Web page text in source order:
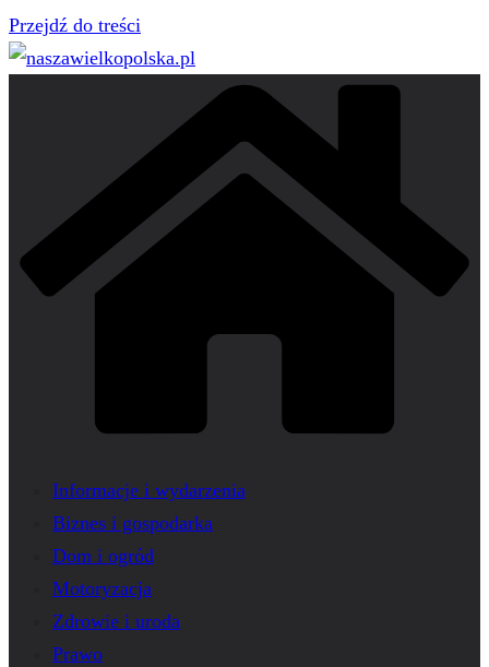
Przejdź do treści
Informacje i wydarzenia
Biznes i gospodarka
Dom i ogród
Motoryzacja
Zdrowie i uroda
Prawo